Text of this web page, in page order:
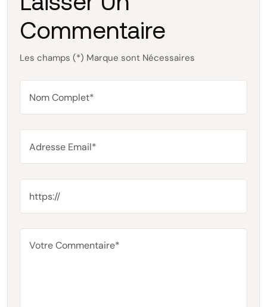
Commentaire
Les champs (*) Marque sont Nécessaires